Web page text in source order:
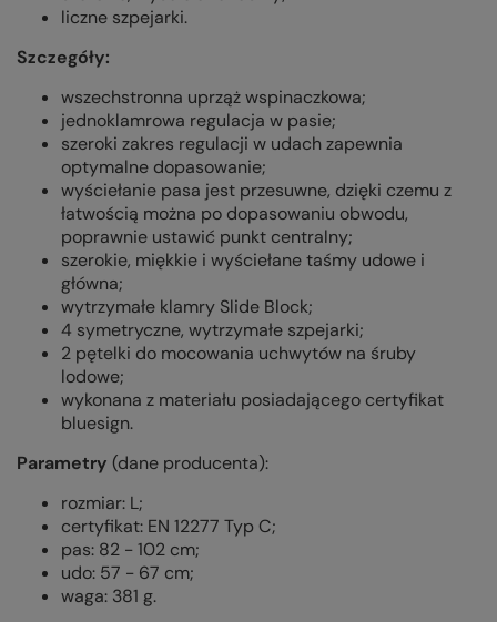
liczne szpejarki.
Szczegóły:
wszechstronna uprząż wspinaczkowa;
jednoklamrowa regulacja w pasie;
szeroki zakres regulacji w udach zapewnia
optymalne dopasowanie;
wyściełanie pasa jest przesuwne, dzięki czemu z
łatwością można po dopasowaniu obwodu,
poprawnie ustawić punkt centralny;
szerokie, miękkie i wyściełane taśmy udowe i
główna;
wytrzymałe klamry Slide Block;
4 symetryczne, wytrzymałe szpejarki;
2 pętelki do mocowania uchwytów na śruby
lodowe;
wykonana z materiału posiadającego certyfikat
bluesign.
Parametry (dane producenta):
rozmiar: L;
certyfikat: EN 12277 Typ C;
pas: 82 - 102 cm;
udo: 57 - 67 cm;
waga: 381 g.